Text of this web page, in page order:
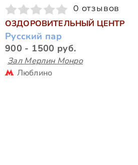
0 отзывов
ОЗДОРОВИТЕЛЬНЫЙ ЦЕНТР
Русский пар
900 - 1500 руб.
Зал Мерлин Монро
Люблино